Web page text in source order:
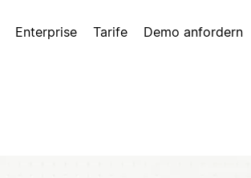
Enterprise Tarife Demo anfordern